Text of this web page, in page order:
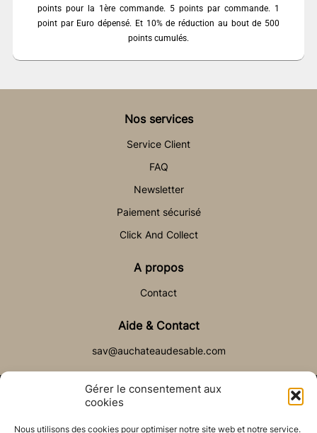
Gérer le consentement aux
cookies
Nous utilisons des cookies pour optimiser notre site web et notre service.
points pour la 1ère commande. 5 points par commande. 1
point par Euro dépensé. Et 10% de réduction au bout de 500
points cumulés.
Nos services
Service Client
FAQ
Newsletter
Paiement sécurisé
Click And Collect
A propos
Contact
Aide & Contact
sav@auchateaudesable.com